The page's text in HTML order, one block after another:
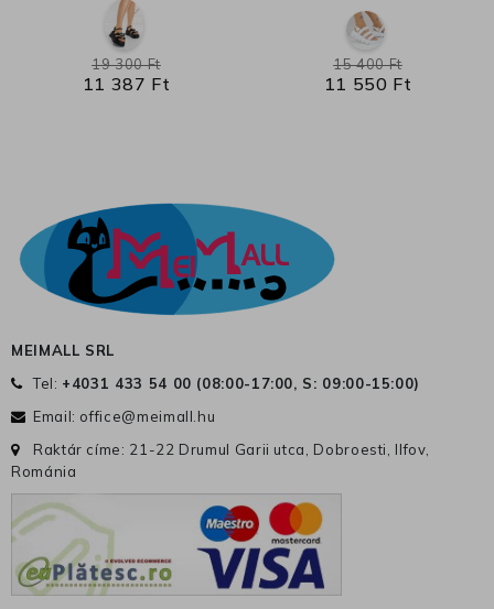
11 387 Ft
19 300 Ft
11 550 Ft
15 400 Ft
MEIMALL SRL
Tel: +4031 433 54 00 (08:00-17:00, S: 09:00-15:00)
Email: office@meimall.hu
Raktár címe: 21-22 Drumul Garii utca, Dobroesti, Ilfov,
Románia